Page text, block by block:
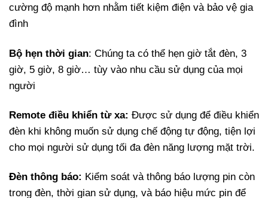
cường độ mạnh hơn nhằm tiết kiệm điện và bảo vệ gia
đình
Bộ hẹn thời gian: Chúng ta có thể hẹn giờ tắt đèn, 3
giờ, 5 giờ, 8 giờ… tùy vào nhu cầu sử dụng của mọi
người
Remote điều khiển từ xa: Được sử dụng để điều khiển
đèn khi không muốn sử dụng chế động tự động, tiện lợi
cho mọi người sử dụng tối đa đèn năng lượng mặt trời.
Đèn thông báo: Kiểm soát và thông báo lượng pin còn
trong đèn, thời gian sử dụng, và báo hiệu mức pin để